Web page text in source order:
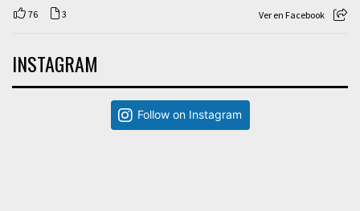
76 3 Ver en Facebook
INSTAGRAM
Follow on Instagram